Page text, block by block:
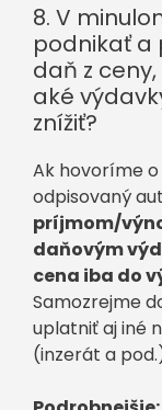
8. V
podnikať a
daň z
aké
znížiť?
Ak hovoríme o
odpisovaný
príjmom/
daňovým
cena iba do
Samozrejme
uplatniť aj iné
(inzerát a